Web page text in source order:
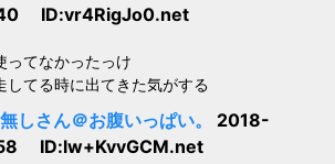
ID:vr4RigJo0.net
ってなかったっけ
してる時に出てきた気がする
しさん＠お腹いっぱい。 2018-
ID:lw+KvvGCM.net